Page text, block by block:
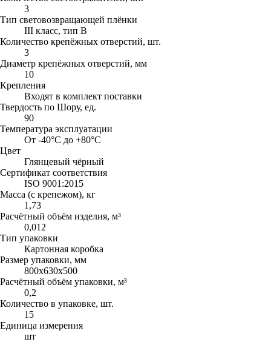
3
Тип световозвращающей плёнки
III класс, тип В
Количество крепёжных отверстий, шт.
3
Диаметр крепёжных отверстий, мм
10
Крепления
Входят в комплект поставки
Твердость по Шору, ед.
90
Температура эксплуатации
От -40°С до +80°С
Цвет
Глянцевый чёрный
Сертификат соответствия
ISO 9001:2015
Масса (с крепежом), кг
1,73
Расчётный объём изделия, м³
0,012
Тип упаковки
Картонная коробка
Размер упаковки, мм
800х630х500
Расчётный объём упаковки, м³
0,2
Количество в упаковке, шт.
15
Единица измерения
шт